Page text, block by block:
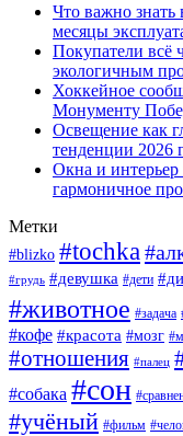
Что важно знать
месяцы
Покупатели всё
экологичным
Хоккейное
Монументу
Освещение как
тенденции 2026
Окна и интерьер
гармоничное
Метки
#blizko #tochka
#грудь #девушка #дети
#животное #задача
#кофе #красота #мозг
#отношения #палец
#собака #сон
#учёный #фильм